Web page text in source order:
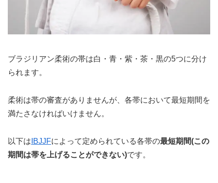
ブラジリアン柔術の帯は白・青・紫・茶・黒の5つに分け
られます。
柔術は帯の審査がありませんが、各帯において最短期間を
満たさなければいけません。
以下は IBJJFによって定められている各帯の最短期間(この
期間は帯を上げることができない)です。